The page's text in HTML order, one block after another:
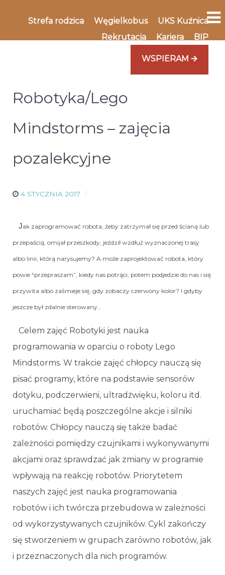
Strefa rodzica Węgielkobus
UKS Kuźnica
Rekrutacja
Kariera BIP
WSPIERAM 🡪
Robotyka/Lego
Mindstorms – zajęcia
pozalekcyjne
4 STYCZNIA 2017
   J
ak zaprogramować robota, żeby zatrzymał się przed ścianą lub
przepaścią, omijał przeszkody, jeździł wzdłuż wyznaczonej trasy
albo linii, którą narysujemy? A może zaprojektować robota, który
powie “przepraszam”, kiedy nas potrąci, potem podjedzie do nas i się
przywita albo zaśmieje się, gdy zobaczy czerwony kolor? I gdyby
jeszcze był zdalnie sterowany…
Celem zajęć Robotyki jest nauka
programowania w oparciu o roboty Lego
Mindstorms. W trakcie zajęć chłopcy nauczą się
pisać programy, które na podstawie sensorów
dotyku, podczerwieni, ultradźwięku, koloru itd.
uruchamiać będą poszczególne akcje i silniki
robotów. Chłopcy nauczą się także badać
zależności pomiędzy czujnikami i wykonywanymi
akcjami oraz sprawdzać jak zmiany w programie
wpływają na reakcję robotów. Priorytetem
naszych zajęć jest nauka programowania
robotów i ich twórcza przebudowa w zależności
od wykorzystywanych czujników. Cykl zakończy
się stworzeniem w grupach zarówno robotów, jak
i przeznaczonych dla nich programów.